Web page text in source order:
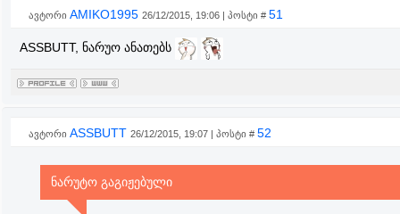
ავტორი AMIKO1995 26/12/2015, 19:06 | პოსტი # 51
ASSBUTT, ნარუო ანათებს
ავტორი ASSBUTT 26/12/2015, 19:07 | პოსტი # 52
ნარუტო გაგიჟებული